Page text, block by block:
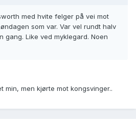
med hvite felger på vei mot
som var. Var vel rundt halv
gang. Like ved myklegard. Noen
min, men kjørte mot kongsvinger..